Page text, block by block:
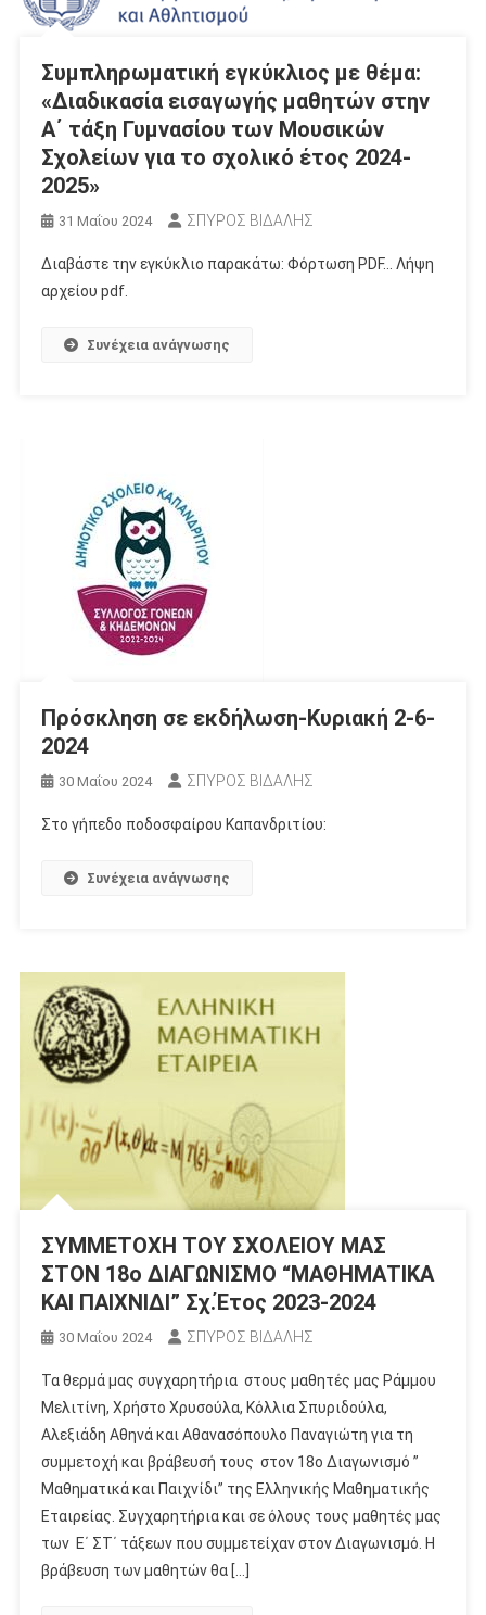
Συμπληρωματική εγκύκλιος με θέμα:
«Διαδικασία εισαγωγής μαθητών στην
Α΄ τάξη Γυμνασίου των Μουσικών
Σχολείων για το σχολικό έτος 2024-
2025»
31 Μαΐου 2024 ΣΠΥΡΟΣ ΒΙΔΑΛΗΣ
Διαβάστε την εγκύκλιο παρακάτω: Φόρτωση PDF… Λήψη
αρχείου pdf.
Συνέχεια ανάγνωσης
Πρόσκληση σε εκδήλωση-Κυριακή 2-6-
2024
30 Μαΐου 2024 ΣΠΥΡΟΣ ΒΙΔΑΛΗΣ
Στο γήπεδο ποδοσφαίρου Καπανδριτίου:
Συνέχεια ανάγνωσης
ΣΥΜΜΕΤΟΧΗ ΤΟΥ ΣΧΟΛΕΙΟΥ ΜΑΣ
ΣΤΟΝ 18ο ΔΙΑΓΩΝΙΣΜΟ “ΜΑΘΗΜΑΤΙΚΑ
ΚΑΙ ΠΑΙΧΝΙΔΙ” Σχ.Έτος 2023-2024
30 Μαΐου 2024 ΣΠΥΡΟΣ ΒΙΔΑΛΗΣ
Τα θερμά μας συγχαρητήρια στους μαθητές μας Ράμμου
Μελιτίνη, Χρήστο Χρυσούλα, Κόλλια Σπυριδούλα,
Αλεξιάδη Αθηνά και Αθανασόπουλο Παναγιώτη για τη
συμμετοχή και βράβευσή τους στον 18ο Διαγωνισμό ”
Μαθηματικά και Παιχνίδι” της Ελληνικής Μαθηματικής
Εταιρείας. Συγχαρητήρια και σε όλους τους μαθητές μας
των Ε΄ ΣΤ΄ τάξεων που συμμετείχαν στον Διαγωνισμό. Η
βράβευση των μαθητών θα […]